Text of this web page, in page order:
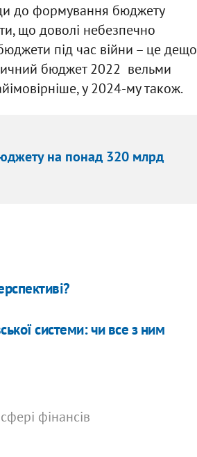
до формування бюджету
що доволі небезпечно
під час війни – це дещо
бюджет 2022 вельми
у 2024-му також.
на понад 320 млрд
системи: чи все з ним
фінансів